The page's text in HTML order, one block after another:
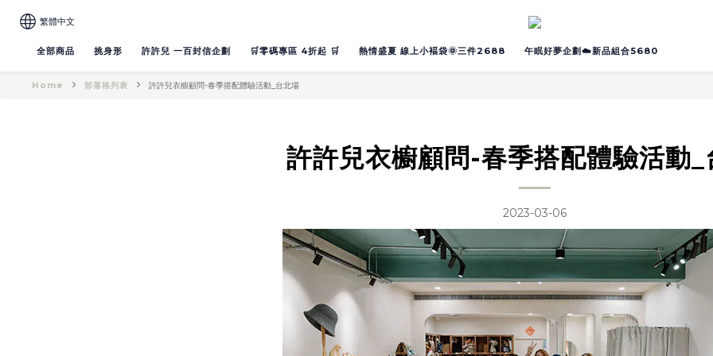
繁體中文
全部商品 挑身形 許許兒 一百封信企劃 🛒零碼專區 4折起 🛒 熱情盛夏 線上小褔袋🌞三件2688 午眠好夢企劃☁️新品組合5680
Home 部落格列表 許許兒衣櫥顧問-春季搭配體驗活動_台北場
許許兒衣櫥顧問-春季搭配體驗活動_
2023-03-06